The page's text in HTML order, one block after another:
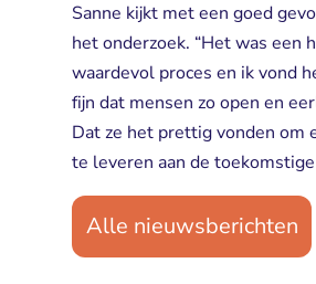
Sanne kijkt met een goed
het onderzoek. “Het was een
waardevol proces en ik vond
fijn dat mensen zo open en
Dat ze het prettig vonden om
te leveren aan de toekomstige
Alle nieuwsberichten